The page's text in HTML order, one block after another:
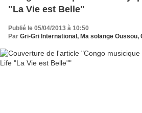
"La Vie est Belle"
Publié le 05/04/2013 à 10:50
Par Gri-Gri International, Ma solange Oussou, Concert, Paris, Caraibes,Cynthia Phibel, jazz,